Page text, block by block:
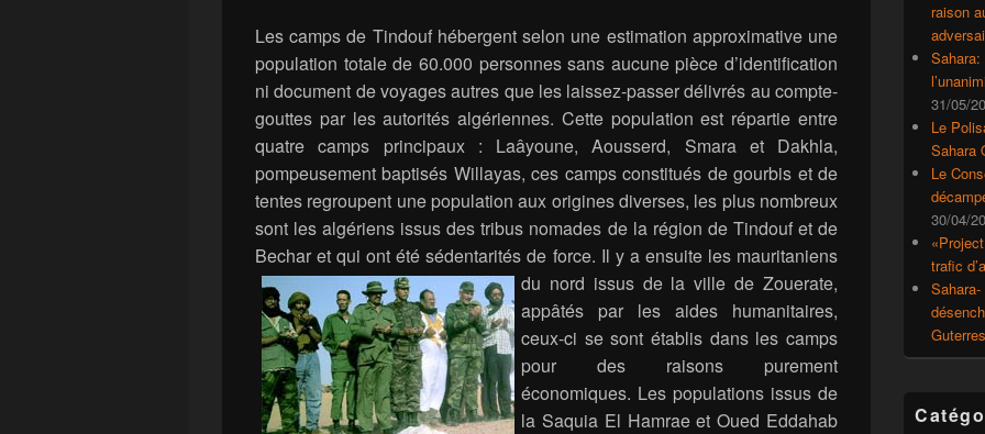
Les camps de Tindouf hébergent selon une estimation approximative une
population totale de 60.000 personnes sans aucune pièce d’identification
ni document de voyages autres que les laissez-passer délivrés au compte-
gouttes par les autorités algériennes. Cette population est répartie entre
quatre camps principaux : Laâyoune, Aousserd, Smara et Dakhla,
pompeusement baptisés Willayas, ces camps constitués de gourbis et de
tentes regroupent une population aux origines diverses, les plus nombreux
sont les algériens issus des tribus nomades de la région de Tindouf et de
Bechar et qui ont été sédentarités de force. Il y a ensuite les mauritaniens
du nord issus de la ville de Zouerate,
appâtés par les aides humanitaires,
ceux-ci se sont établis dans les camps
pour des raisons purement
économiques. Les populations issus de
la Saquia El Hamrae et Oued Eddahab
raison
31/05/
Le
Sahara
Le
30/04/
trafic
Guterres